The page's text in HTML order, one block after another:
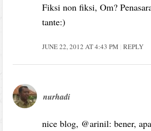
Fiksi non fiksi, Om?
tante:)
JUNE 22, 2012 AT 4:43 PM REPLY
nurhadi
nice blog, @arinil: bener,